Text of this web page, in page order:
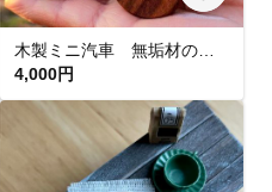
4,000円